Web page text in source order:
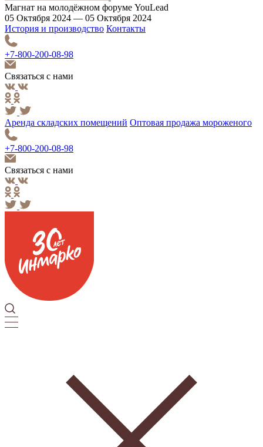
Магнат на молодёжном форуме YouLead
05 Октября 2024 — 05 Октября 2024
История и производство Контакты
+7-800-200-08-98
Связаться с нами
Аренда складских помещений Оптовая продажа мороженого
+7-800-200-08-98
Связаться с нами